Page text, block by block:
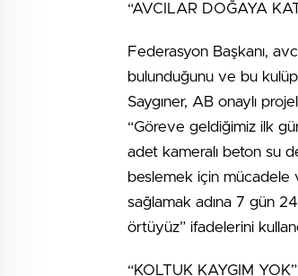
“AVCILAR DOĞAYA
Federasyon Başkanı,
bulunduğunu ve bu
Saygıner, AB onaylı
“Göreve geldiğimiz ilk
adet kameralı beton su
beslemek için mücadele
sağlamak adına 7 gün
örtüyüz” ifadelerini
“KOLTUK KAYGIM YOK”